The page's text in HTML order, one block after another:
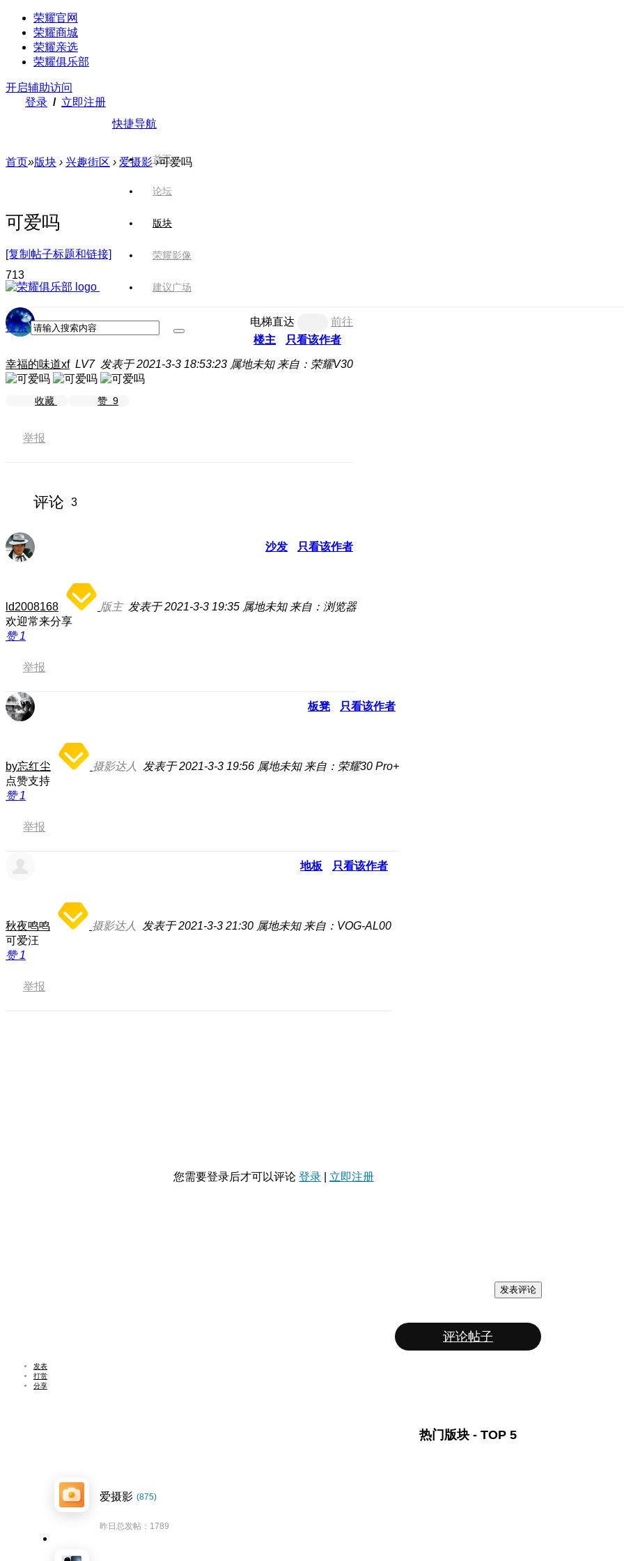
荣耀官网
荣耀商城
荣耀亲选
荣耀俱乐部
开启辅助访问
登录 / 立即注册
快捷导航
首页
论坛
版块
荣耀影像
建议广场
搜索
首页»版块 › 兴趣街区 › 爱摄影 ›可爱吗
可爱吗
[复制帖子标题和链接]
713
电梯直达
前往
楼主
只看该作者
幸福的味道xf LV7 发表于 2021-3-3 18:53:23 属地未知 来自：荣耀V30
收藏 赞 9
举报
评论 3
沙发 只看该作者
ld2008168 版主 发表于 2021-3-3 19:35 属地未知 来自：浏览器
欢迎常来分享
赞1
举报
板凳 只看该作者
by忘红尘 摄影达人 发表于 2021-3-3 19:56 属地未知 来自：荣耀30 Pro+
点赞支持
赞1
举报
地板 只看该作者
秋夜鸣鸣 摄影达人 发表于 2021-3-3 21:30 属地未知 来自：VOG-AL00
可爱汪
赞1
举报
您需要登录后才可以评论 登录 立即注册
发表评论
评论帖子
发表
打赏
分享
热门版块 - TOP 5
爱摄影 (875)
昨日总发帖：1789